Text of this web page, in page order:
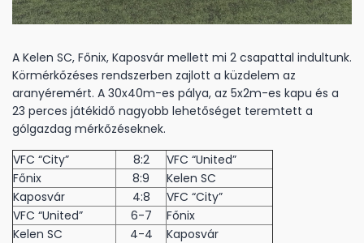
A Kelen SC, Főnix, Kaposvár mellett mi 2 csapattal indultunk.
Körmérkőzéses rendszerben zajlott a küzdelem az
aranyéremért. A 30x40m-es pálya, az 5x2m-es kapu és a
23 perces játékidő nagyobb lehetőséget teremtett a
gólgazdag mérkőzéseknek.
VFC “City”
8:2
VFC “United”
Főnix
8:9
Kelen SC
Kaposvár
4:8
VFC “City”
VFC “United”
6-7
Főnix
Kelen SC
4-4
Kaposvár